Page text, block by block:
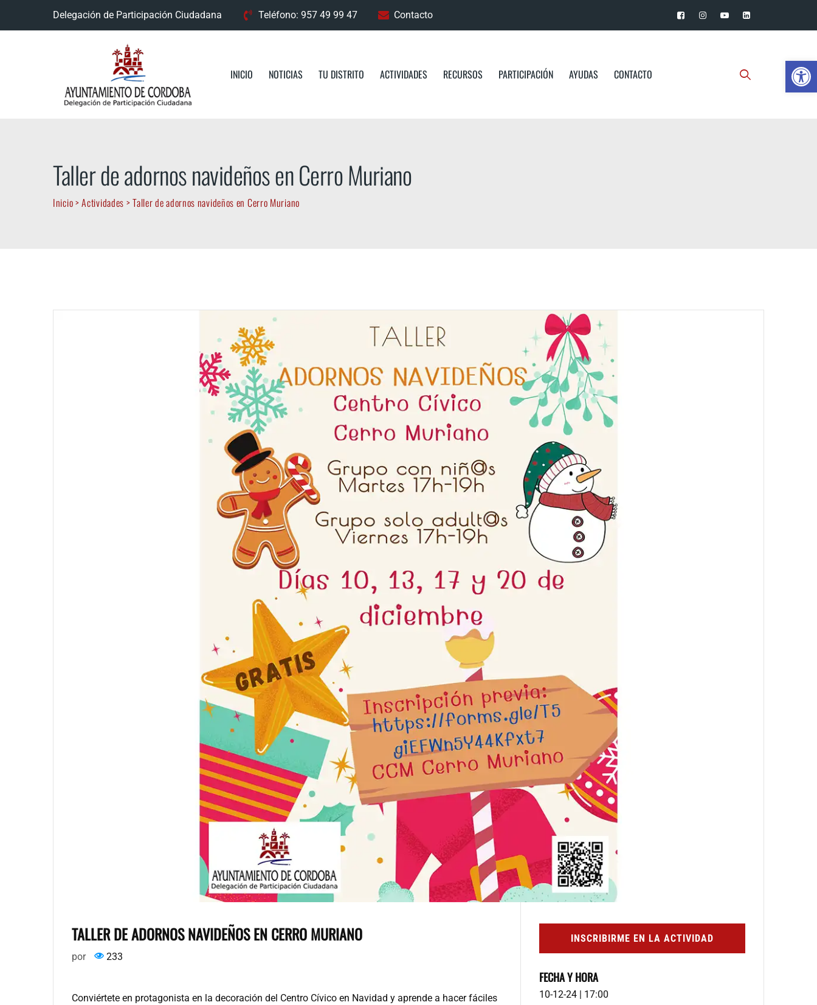
Delegación de Participación Ciudadana Teléfono: 957 49 99 47 Contacto
INICIO NOTICIAS TU DISTRITO ACTIVIDADES RECURSOS PARTICIPACIÓN AYUDAS CONTACTO
Taller de adornos navideños en Cerro Muriano
Inicio>Actividades >Taller de adornos navideños en Cerro Muriano
TALLER DE ADORNOS NAVIDEÑOS EN CERRO MURIANO
por 233
Conviértete en protagonista en la decoración del Centro Cívico en Navidad y aprende a hacer fáciles
INSCRIBIRME EN LA ACTIVIDAD
FECHA Y HORA
10-12-24 | 17:00